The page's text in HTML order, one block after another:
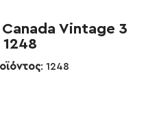
Vintage 3
: 1248